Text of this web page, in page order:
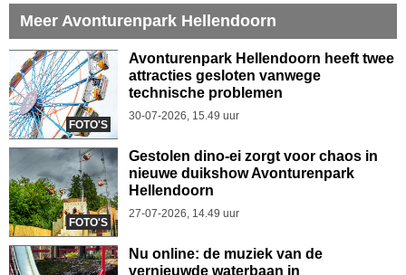
Meer Avonturenpark Hellendoorn
FOTO'S
Avonturenpark Hellendoorn heeft twee
attracties gesloten vanwege
technische problemen
30-07-2026, 15.49 uur
FOTO'S
Gestolen dino-ei zorgt voor chaos in
nieuwe duikshow Avonturenpark
Hellendoorn
27-07-2026, 14.49 uur
Nu online: de muziek van de
vernieuwde waterbaan in